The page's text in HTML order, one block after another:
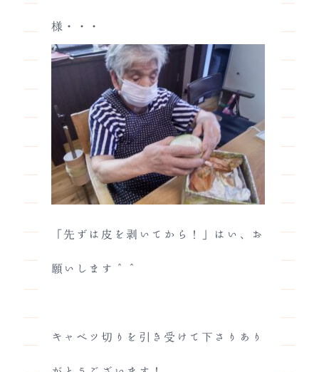
様・・・
「先ずは皮を剥いてから！」はい、お
願いします＾＾
キャベツ切りを引き受けて下さりあり